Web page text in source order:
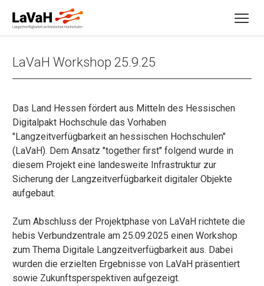
LaVaH Workshop 25.9.25
Das Land Hessen fördert aus Mitteln des Hessischen
Digitalpakt Hochschule das Vorhaben
"Langzeitverfügbarkeit an hessischen Hochschulen"
(LaVaH). Dem Ansatz "together first" folgend wurde in
diesem Projekt eine landesweite Infrastruktur zur
Sicherung der Langzeitverfügbarkeit digitaler Objekte
aufgebaut.
Zum Abschluss der Projektphase von LaVaH richtete die
hebis Verbundzentrale am 25.09.2025 einen Workshop
zum Thema Digitale Langzeitverfügbarkeit aus. Dabei
wurden die erzielten Ergebnisse von LaVaH präsentiert
sowie Zukunftsperspektiven aufgezeigt.